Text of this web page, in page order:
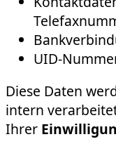
UID-
Diese Daten
intern
Ihrer